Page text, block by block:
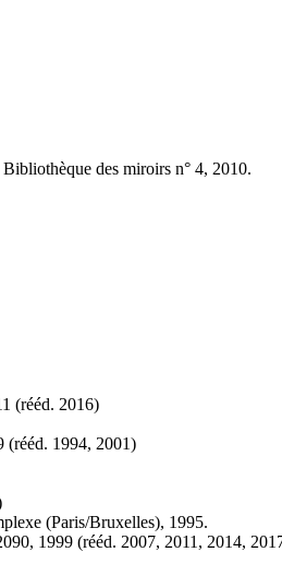
des miroirs n° 4, 2010.
(rééd. 2016)
(rééd. 1994, 2001)
(Paris/Bruxelles), 1995.
1999 (rééd. 2007, 2011, 2014,